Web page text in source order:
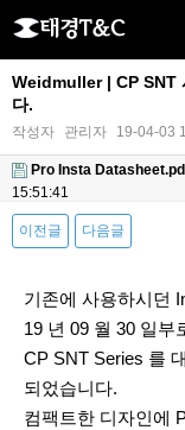
Weidmuller | CP SNT
다.
작성자 관리자 19-04-03
Pro Insta
15:51:41
이전글 다음글
기존에 사용하시던
19 년 09 월 30 일부
CP SNT Series 를
되었습니다.
컴팩트한 디자인에